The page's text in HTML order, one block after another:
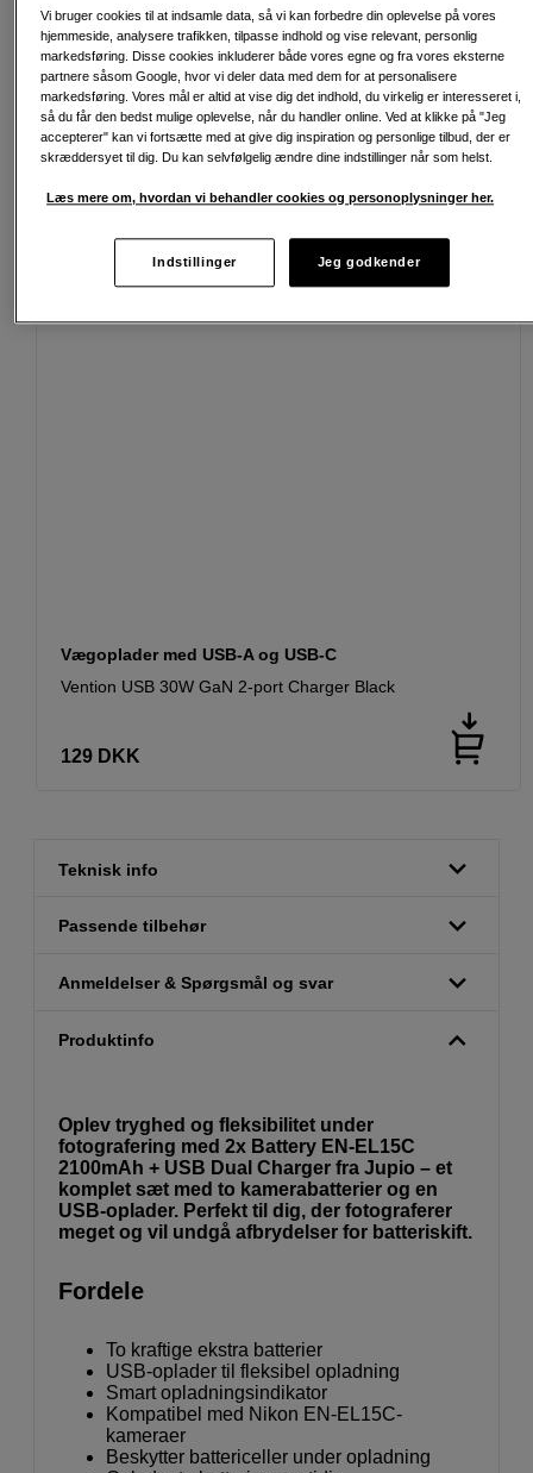
Fri fragt ved køb over 500 kr.
30 dages returret
Personlig service og ekspertrådgivning
Vægoplader med USB-A og USB-C
Vention USB 30W GaN 2-port Charger Black
129 DKK
Teknisk info
Passende tilbehør
Anmeldelser & Spørgsmål og svar
Produktinfo
Oplev tryghed og fleksibilitet under
fotografering med 2x Battery EN-EL15C
2100mAh + USB Dual Charger fra Jupio – et
komplet sæt med to kamerabatterier og en
USB-oplader. Perfekt til dig, der fotograferer
meget og vil undgå afbrydelser for batteriskift.
Fordele
To kraftige ekstra batterier
USB-oplader til fleksibel opladning
Smart opladningsindikator
Kompatibel med Nikon EN-EL15C-
kameraer
Beskytter battericeller under opladning
Vi bruger cookies til at indsamle data, så vi kan forbedre din oplevelse på vores
hjemmeside, analysere trafikken, tilpasse indhold og vise relevant, personlig
markedsføring. Disse cookies inkluderer både vores egne og fra vores eksterne
partnere såsom Google, hvor vi deler data med dem for at personalisere
markedsføring. Vores mål er altid at vise dig det indhold, du virkelig er interesseret i,
så du får den bedst mulige oplevelse, når du handler online. Ved at klikke på "Jeg
accepterer" kan vi fortsætte med at give dig inspiration og personlige tilbud, der er
skræddersyet til dig. Du kan selvfølgelig ændre dine indstillinger når som helst.
Læs mere om, hvordan vi behandler cookies og personoplysninger her.
Indstillinger Jeg godkender